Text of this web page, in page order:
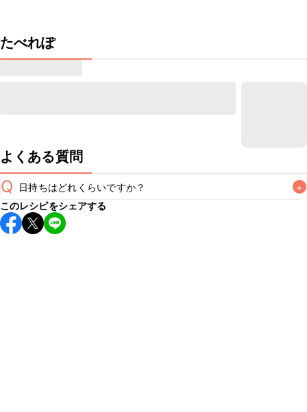
たべれぽ
よくある質問
Q 日持ちはどれくらいですか？ +
こちらのレシピは出来たてをお召し上がりいただくことをお
すすめします。
このレシピをシェアする